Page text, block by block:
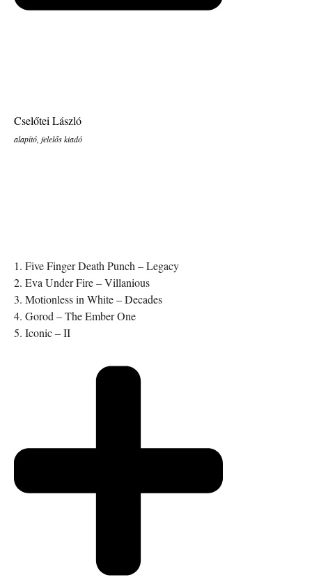
Cselőtei László
alapító, felelős kiadó
1. Five Finger Death Punch – Legacy
2. Eva Under Fire – Villanious
3. Motionless in White – Decades
4. Gorod – The Ember One
5. Iconic – II